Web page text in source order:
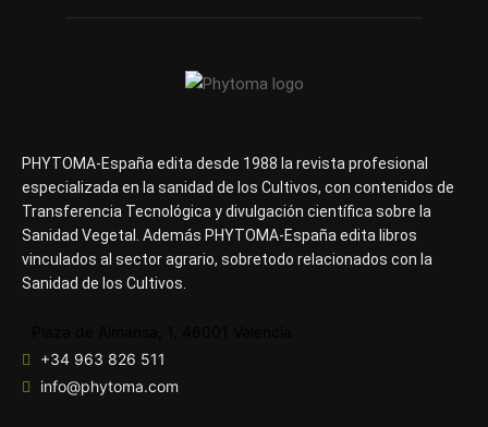
PHYTOMA-España edita desde 1988 la revista profesional
especializada en la sanidad de los Cultivos, con contenidos de
Transferencia Tecnológica y divulgación científica sobre la
Sanidad Vegetal. Además PHYTOMA-España edita libros
vinculados al sector agrario, sobretodo relacionados con la
Sanidad de los Cultivos.
+34 963 826 511
info@phytoma.com